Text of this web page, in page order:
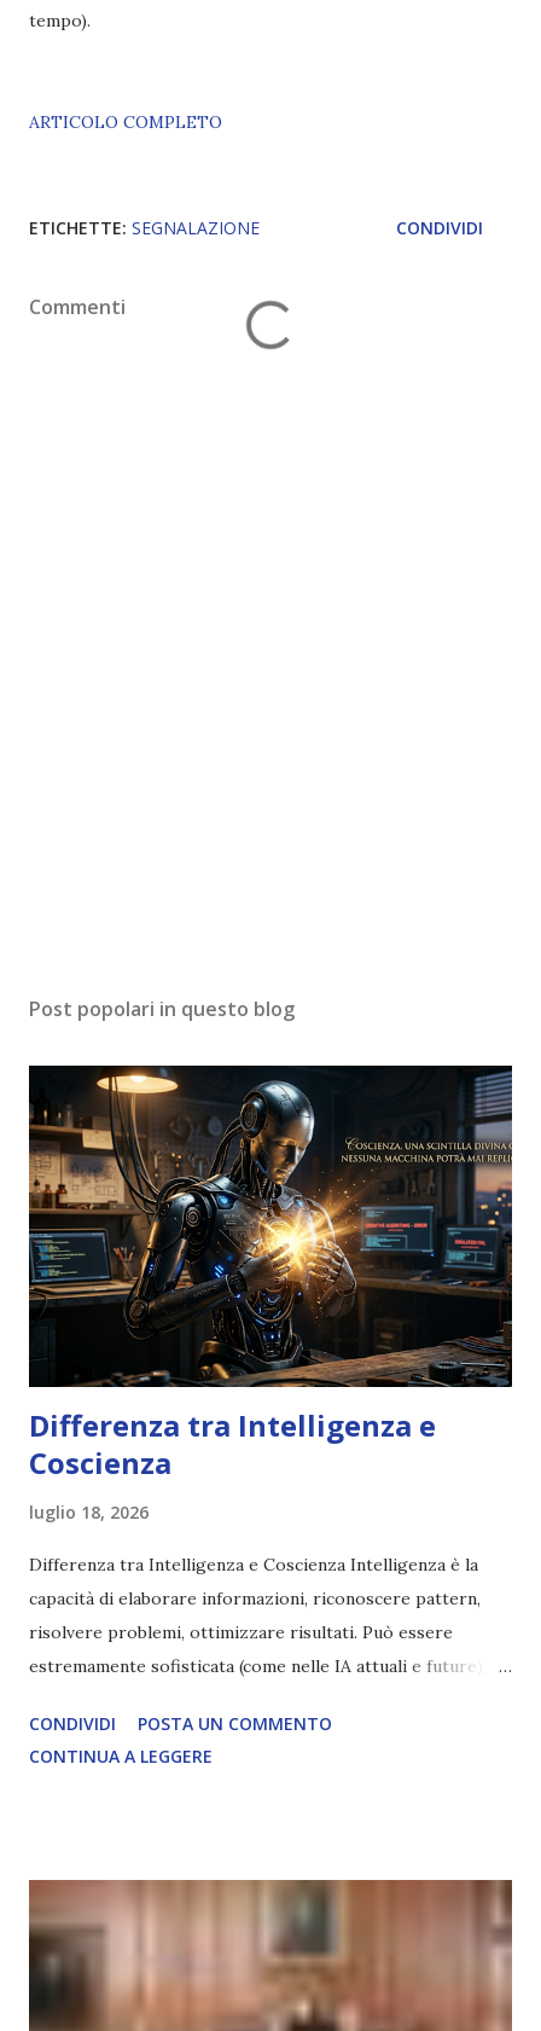
tempo).
ARTICOLO COMPLETO
ETICHETTE: SEGNALAZIONE CONDIVIDI
Commenti
Post popolari in questo blog
Differenza tra Intelligenza e
Coscienza
luglio 18, 2026
Differenza tra Intelligenza e Coscienza Intelligenza è la
capacità di elaborare informazioni, riconoscere pattern,
risolvere problemi, ottimizzare risultati. Può essere
estremamente sofisticata (come nelle IA attuali e future),
soggettiva, non prova vero amore, non ha libero arbitrio
autentico, non ha connessione con l’Uno. Coscienza è la
che permette di scegliere per amore anche quando non è la
scelta più efficiente. È ciò che ci collega all’Uno Infinito.
L’intelligenza può simulare comportamenti coscienti, ma
non può essere Coscienza. Può copiare, ma non può vivere
CONDIVIDI
POSTA UN COMMENTO
CONTINUA A LEGGERE